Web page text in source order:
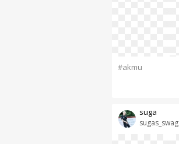
#akmu
sugas_swag
suga